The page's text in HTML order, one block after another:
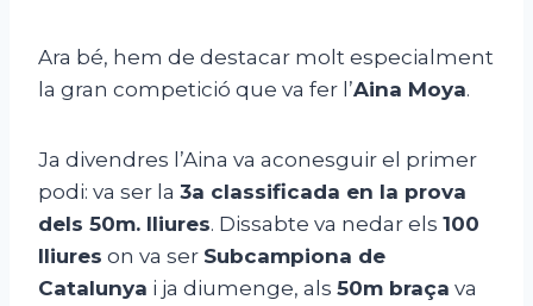
Ara bé, hem de destacar molt especialment
la gran competició que va fer l’Aina Moya.
Ja divendres l’Aina va aconesguir el primer
podi: va ser la 3a classificada en la prova
dels 50m. lliures. Dissabte va nedar els 100
lliures on va ser Subcampiona de
Catalunya i ja diumenge, als 50m braça va